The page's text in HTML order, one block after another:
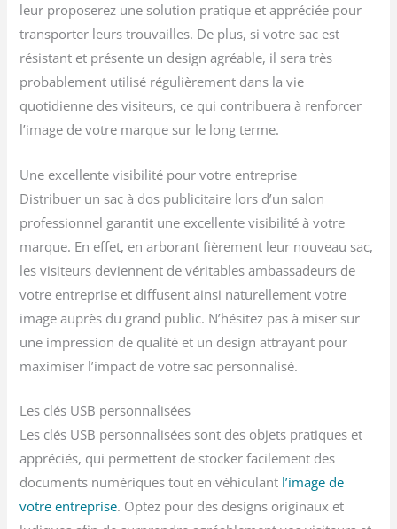
leur proposerez une solution pratique et appréciée pour
transporter leurs trouvailles. De plus, si votre sac est
résistant et présente un design agréable, il sera très
probablement utilisé régulièrement dans la vie
quotidienne des visiteurs, ce qui contribuera à renforcer
l’image de votre marque sur le long terme.
Une excellente visibilité pour votre entreprise
Distribuer un sac à dos publicitaire lors d’un salon
professionnel garantit une excellente visibilité à votre
marque. En effet, en arborant fièrement leur nouveau sac,
les visiteurs deviennent de véritables ambassadeurs de
votre entreprise et diffusent ainsi naturellement votre
image auprès du grand public. N’hésitez pas à miser sur
une impression de qualité et un design attrayant pour
maximiser l’impact de votre sac personnalisé.
Les clés USB personnalisées
Les clés USB personnalisées sont des objets pratiques et
appréciés, qui permettent de stocker facilement des
documents numériques tout en véhiculant l’image de
votre entreprise. Optez pour des designs originaux et